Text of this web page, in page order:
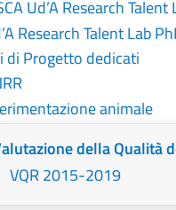
Ud’A Research Talent
Research Talent Lab
di Progetto dedicati
animale
della Qualità
VQR 2015-2019